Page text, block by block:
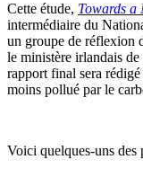
Cette étude, Towards
intermédiaire du
un groupe de réflexion
le ministère irlandais
rapport final sera
moins pollué par le
Voici quelques-uns